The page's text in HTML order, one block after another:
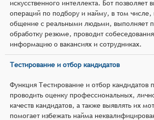
искусственного интеллекта. Бот позволяет
операций по подбору и найму, в том числе,
общение с реальными людьми, выполняет
обработку резюме, проводит
информацию о вакансиях и сотрудниках.
Тестирование и отбор кандидатов
Функция Тестирование и отбор кандидатов
проводить оценку профессиональных,
качеств кандидатов, а также выявлять их
помогает избежать найма